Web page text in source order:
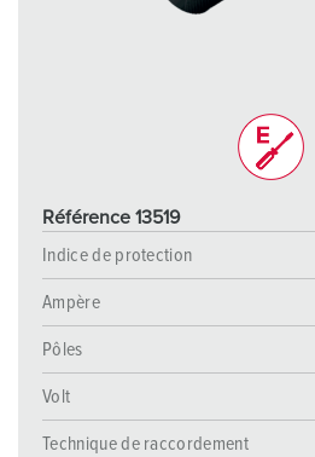
Référence 13519
Indice de protection
Ampère
Pôles
Volt
Technique de raccordement